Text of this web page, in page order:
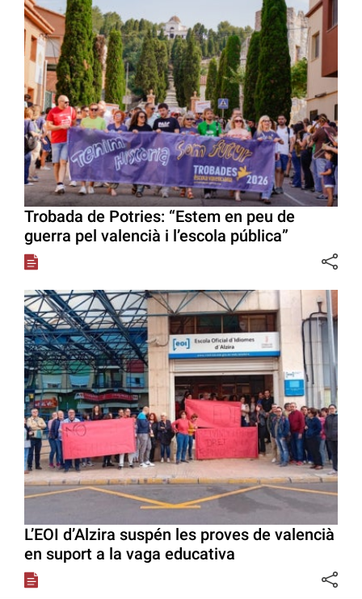
Trobada de Potries: “Estem en peu de
guerra pel valencià i l’escola pública”
L’EOI d’Alzira suspén les proves de valencià
en suport a la vaga educativa